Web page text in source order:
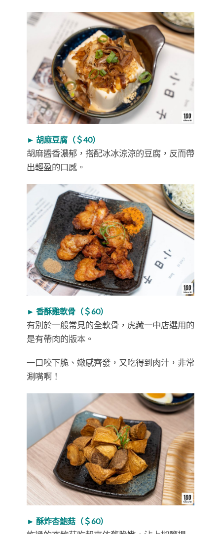
► 胡麻豆腐（＄40）
胡麻醬香濃郁，搭配冰冰涼涼的豆腐，反而帶
出輕盈的口感。
► 香酥雞軟骨（＄60）
有別於一般常見的全軟骨，虎藏一中店選用的
是有帶肉的版本。
一口咬下脆、嫩感齊發，又吃得到肉汁，非常
涮嘴啊！
► 酥炸杏鮑菇（＄60）